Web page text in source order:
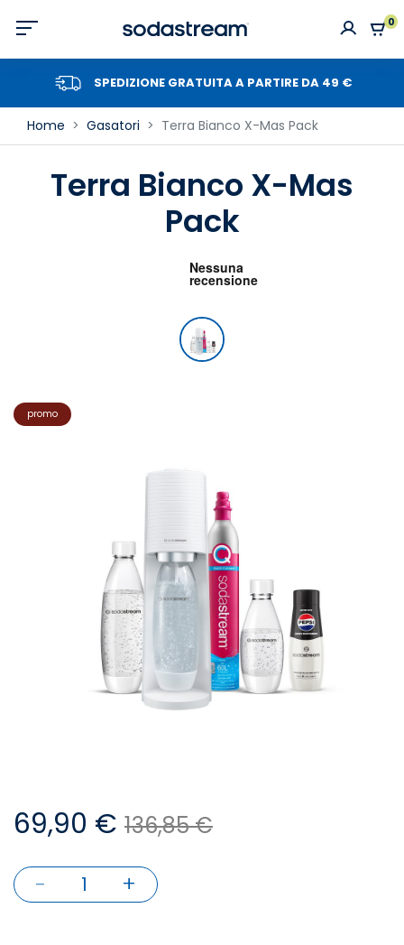
0
SPEDIZIONE GRATUITA A PARTIRE DA 49 €
Home Gasatori Terra Bianco X-Mas Pack
Terra Bianco X-Mas
Pack
promo
69,90 € 136,85 €
-
1 +